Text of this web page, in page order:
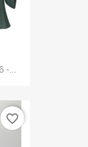
-...
favorite_border